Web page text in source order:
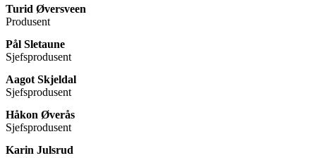
Turid Øversveen
Produsent
Pål Sletaune
Sjefsprodusent
Aagot Skjeldal
Sjefsprodusent
Håkon Øverås
Sjefsprodusent
Karin Julsrud